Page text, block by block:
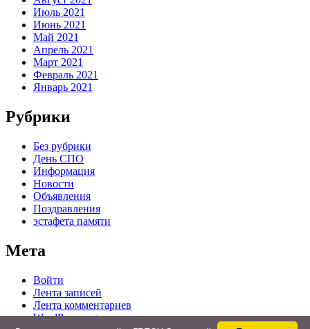
Июль 2021
Июнь 2021
Май 2021
Апрель 2021
Март 2021
Февраль 2021
Январь 2021
Рубрики
Без рубрики
День СПО
Информация
Новости
Объявления
Поздравления
эстафета памяти
Мета
Войти
Лента записей
Лента комментариев
WordPress.org